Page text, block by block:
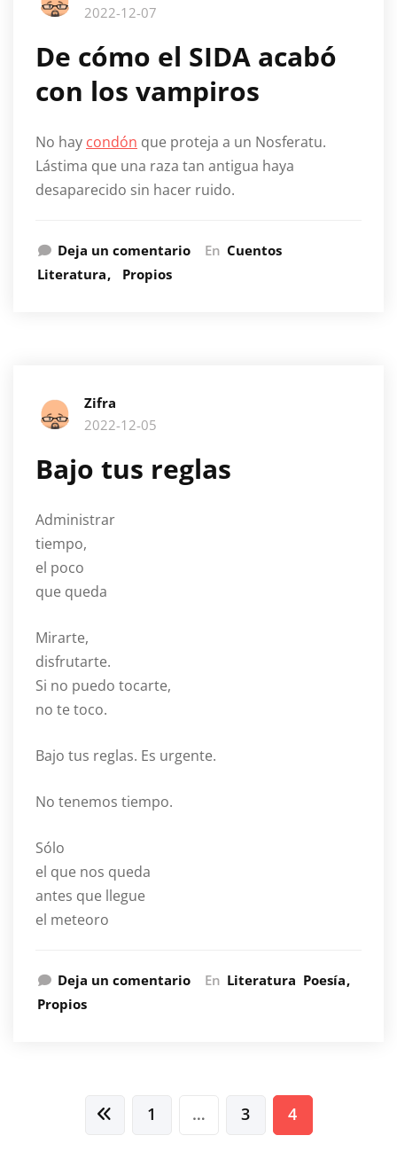
2022-12-07
De cómo el SIDA acabó
con los vampiros
No hay condón que proteja a un Nosferatu.
Lástima que una raza tan antigua haya
desaparecido sin hacer ruido.
Deja un comentario En Cuentos
Literatura
Propios
Zifra
2022-12-05
Bajo tus reglas
Administrar
tiempo,
el poco
que queda
Mirarte,
disfrutarte.
Si no puedo tocarte,
no te toco.
Bajo tus reglas. Es urgente.
No tenemos tiempo.
Sólo
el que nos queda
antes que llegue
el meteoro
Deja un comentario En Literatura Poesía
Propios
Paginación1 … 3 4